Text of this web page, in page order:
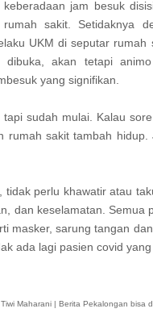
jam besuk
sakit. Setidaknya
UKM di seputar
dibuka, akan tetapi
yang signifikan.
sudah mulai. Kalau
rumah sakit tambah
tidak perlu khawatir atau
dan keselamatan.
masker, sarung tangan
ada lagi pasien covid
Maharani | Berita Pekalongan